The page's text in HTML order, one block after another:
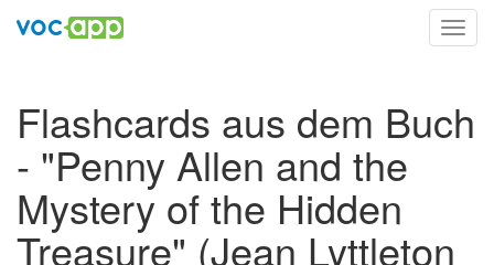
Flashcards aus dem Buch
- "Penny Allen and the
Mystery of the Hidden
Treasure" (Jean Lyttleton